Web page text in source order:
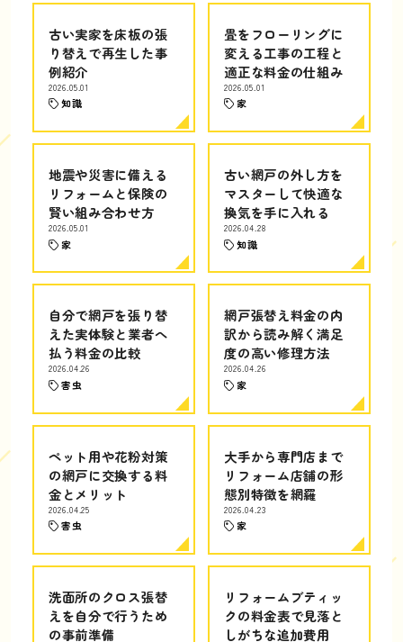
古い実家を床板の張
り替えで再生した事
例紹介
2026.05.01
知識
畳をフローリングに
変える工事の工程と
適正な料金の仕組み
2026.05.01
家
地震や災害に備える
リフォームと保険の
賢い組み合わせ方
2026.05.01
家
古い網戸の外し方を
マスターして快適な
換気を手に入れる
2026.04.28
知識
自分で網戸を張り替
えた実体験と業者へ
払う料金の比較
2026.04.26
害虫
網戸張替え料金の内
訳から読み解く満足
度の高い修理方法
2026.04.26
家
ペット用や花粉対策
の網戸に交換する料
金とメリット
2026.04.25
害虫
大手から専門店まで
リフォーム店舗の形
態別特徴を網羅
2026.04.23
家
洗面所のクロス張替
えを自分で行うため
の事前準備
リフォームブティッ
クの料金表で見落と
しがちな追加費用